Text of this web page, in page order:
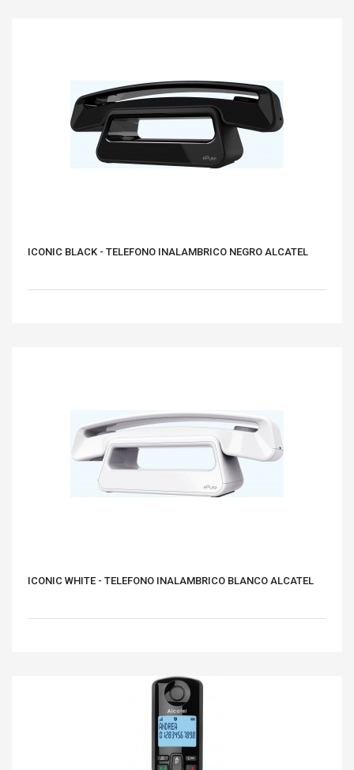
ICONIC BLACK - TELEFONO INALAMBRICO NEGRO ALCATEL
ICONIC WHITE - TELEFONO INALAMBRICO BLANCO ALCATEL